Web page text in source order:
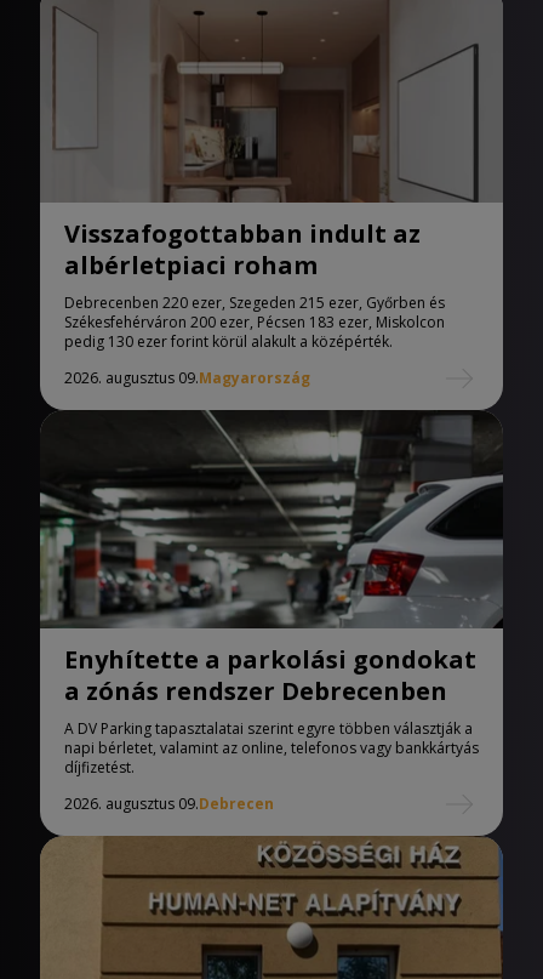
Visszafogottabban indult az
albérletpiaci roham
Debrecenben 220 ezer, Szegeden 215 ezer, Győrben és
Székesfehérváron 200 ezer, Pécsen 183 ezer, Miskolcon
pedig 130 ezer forint körül alakult a középérték.
2026. augusztus 09.Magyarország
Enyhítette a parkolási gondokat
a zónás rendszer Debrecenben
A DV Parking tapasztalatai szerint egyre többen választják a
napi bérletet, valamint az online, telefonos vagy bankkártyás
díjfizetést.
2026. augusztus 09.Debrecen